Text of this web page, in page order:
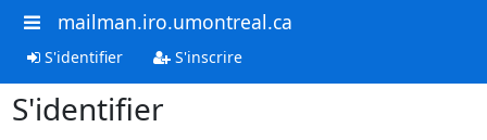
mailman.iro.umontreal.ca
S'identifier S'inscrire
S'identifier